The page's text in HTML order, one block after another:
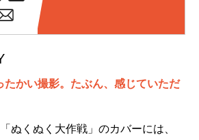
たかい撮影。たぶん、感じていただ
ぬくぬく大作戦」のカバーには、